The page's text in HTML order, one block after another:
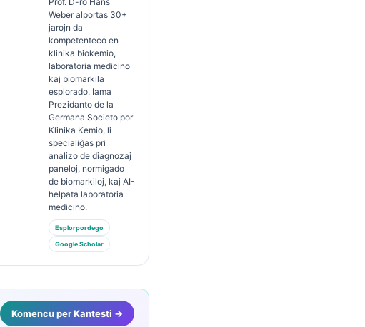
Weber alportas 30+
jarojn da
kompetenteco en
klinika biokemio,
laboratoria medicino
kaj biomarkila
esplorado. Iama
Prezidanto de la
Germana Societo por
Klinika Kemio, li
specialiĝas pri
analizo de diagnozaj
paneloj, normigado
de biomarkiloj, kaj AI-
helpata laboratoria
medicino.
Esplorpordego
Google Scholar
Komencu per Kantesti →